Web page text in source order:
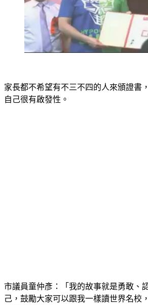
自己很有啟發性。
己，鼓勵大家可以跟我一樣讀世界名校
志的故事嗎？」